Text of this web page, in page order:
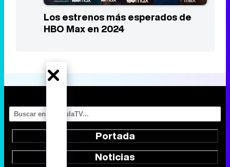
Noticias
Series
Calendario
Listas
TV Movies